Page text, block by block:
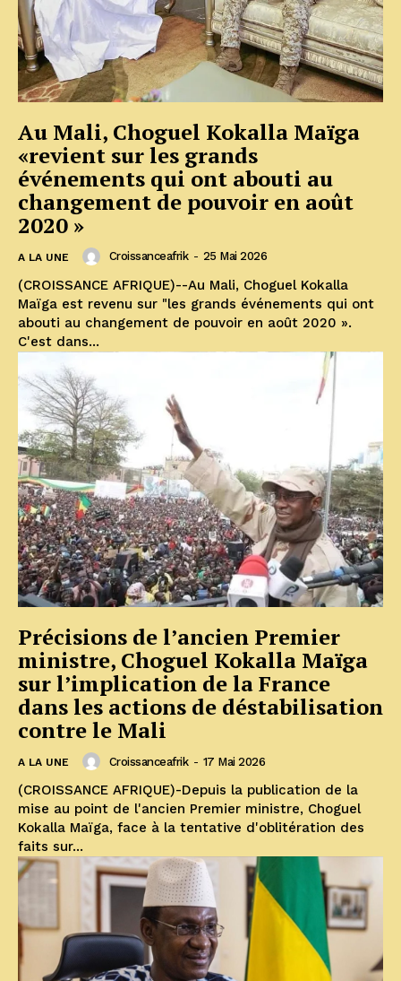
Au Mali, Choguel Kokalla Maïga
«revient sur les grands
événements qui ont abouti au
changement de pouvoir en août
2020 »
A LA UNE Croissanceafrik - 25 Mai 2026
(CROISSANCE AFRIQUE)--Au Mali, Choguel Kokalla
Maïga est revenu sur "les grands événements qui ont
abouti au changement de pouvoir en août 2020 ».
C'est dans...
Précisions de l’ancien Premier
ministre, Choguel Kokalla Maïga
sur l’implication de la France
dans les actions de déstabilisation
contre le Mali
A LA UNE Croissanceafrik - 17 Mai 2026
(CROISSANCE AFRIQUE)-Depuis la publication de la
mise au point de l'ancien Premier ministre, Choguel
Kokalla Maïga, face à la tentative d'oblitération des
faits sur...